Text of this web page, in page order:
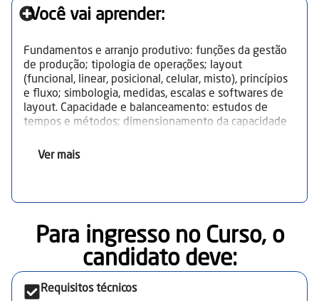
Você vai aprender:
Fundamentos e arranjo produtivo: funções da gestão
de produção; tipologia de operações; layout
(funcional, linear, posicional, celular, misto), princípios
e fluxo; simbologia, medidas, escalas e softwares de
layout. Capacidade e balanceamento: estudos de
tempos e métodos; dimensionamento da capacidade
gargalos/ociosidades; depreciação de máquinas e
estoques: curva ABC; PEPS/FIFO, custo médio;
codificação; ponto de reposição; técnicas de
armazenamento;
recebimento/armazenagem/expedição; aplicativos e
produtividade, lucratividade, eficiência/eficácia; mapa
Ver mais
Para ingresso no Curso, o
candidato deve:​
Requisitos técnicos